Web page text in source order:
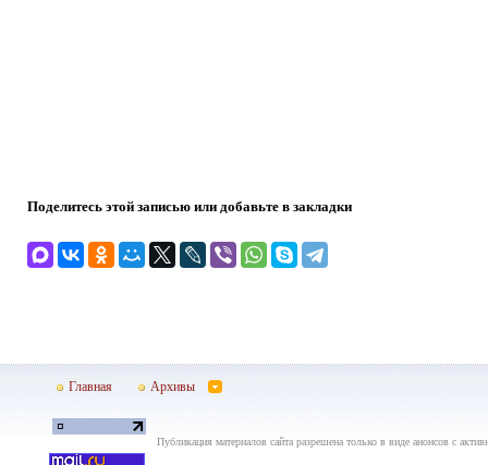
Поделитесь этой записью или добавьте в закладки
Главная Архивы
Публикация материалов сайта разрешена только в виде анонсов с